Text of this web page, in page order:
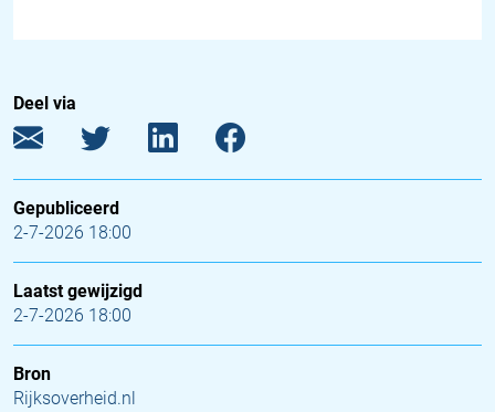
Deel via
Gepubliceerd
2-7-2026 18:00
Laatst gewijzigd
2-7-2026 18:00
Bron
Rijksoverheid.nl